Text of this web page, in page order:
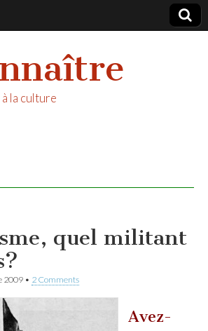
la culture
quel militant
2009 • 2 Comments
Avez-